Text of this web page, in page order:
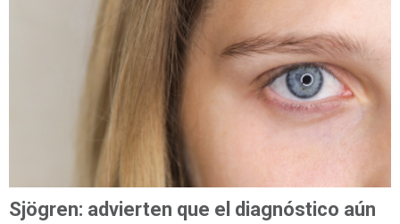
Sjögren: advierten que el diagnóstico aún